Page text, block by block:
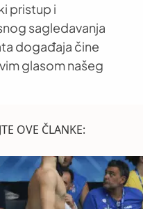
pristup i
sagledavanja
događaja čine
glasom našeg
OVE ČLANKE: